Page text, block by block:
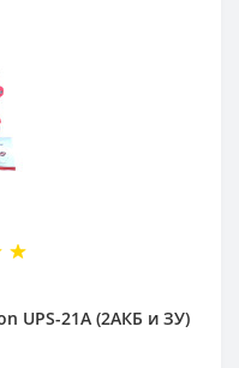
UPS-21A (2АКБ и ЗУ)